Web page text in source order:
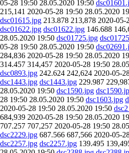
05-28 19:50 28.05.2020 19:50
215,141 2020-05-28 19:50 28.05.2020
dsc01615.jpg 213.878 213,878 2020-05-
dsc01622.jpg dsc01622.jpg 146.688
28.05.2020 19:50 dsc01725.jpg
05-28 19:50 28.05.2020 19:50
284,836 2020-05-28 19:50 28.05.2020
314.457 314,457 2020-05-28 19:50
dsc0893.jpg 242.624 242,624 2020-05-
dsc1443.jpg dsc1443.jpg 229.987
28.05.2020 19:50 dsc1590.jpg
28 19:50 28.05.2020 19:50 dsc1603.jpg
2020-05-28 19:50 28.05.2020 19:50
684,939 2020-05-28 19:50 28.05.2020
707.257 707,257 2020-05-28 19:50
dsc2229.jpg 687.566 687,566 2020-05-
dsc2257.jpg dsc2257.jpg 139.495